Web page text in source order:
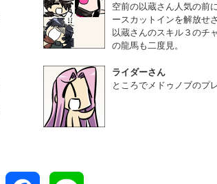
空前の以蔵さん人気の前
ースカットインを解放せ
以蔵さんのスキル３のチ
の龍馬も二度見。
ライダーさん
ところでメドゥノブのプ